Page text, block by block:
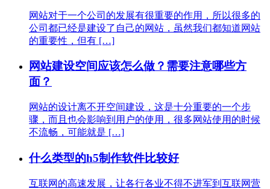
网站对于一个公司的发展有很重要的作用，所以很多的
公司都已经是建设了自己的网站，虽然我们都知道网站
的重要性，但有 […]
网站建设空间应该怎么做？需要注意哪些方
面？
网站的设计离不开空间建设，这是十分重要的一个步
骤，而且也会影响到用户的使用，很多网站使用的时候
不流畅，可能就是 […]
什么类型的h5制作软件比较好
互联网的高速发展，让各行各业不得不进军到互联网营